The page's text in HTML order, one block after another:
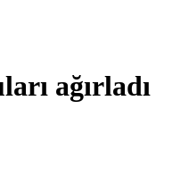
ağırladı